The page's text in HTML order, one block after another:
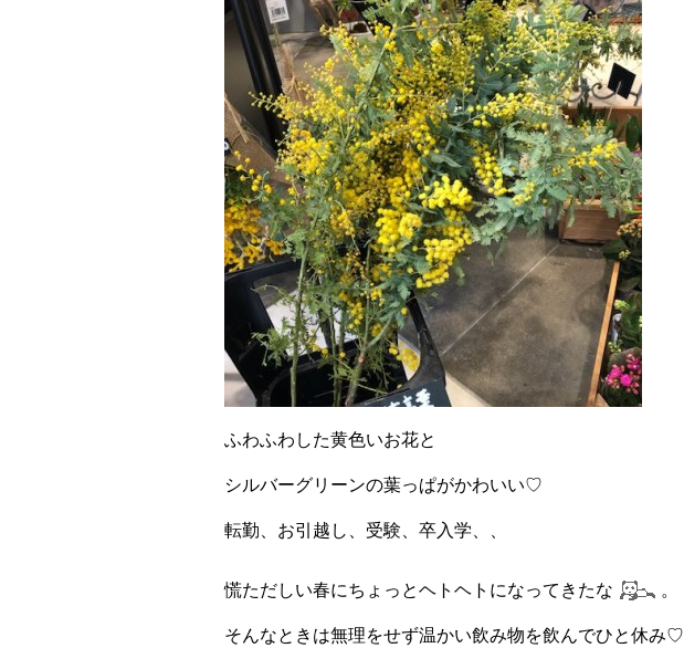
ふわふわした黄色いお花と
シルバーグリーンの葉っぱがかわいい♡
転勤、お引越し、受験、卒入学、、
慌ただしい春にちょっとヘトヘトになってきたな 。
そんなときは無理をせず温かい飲み物を飲んでひと休み♡